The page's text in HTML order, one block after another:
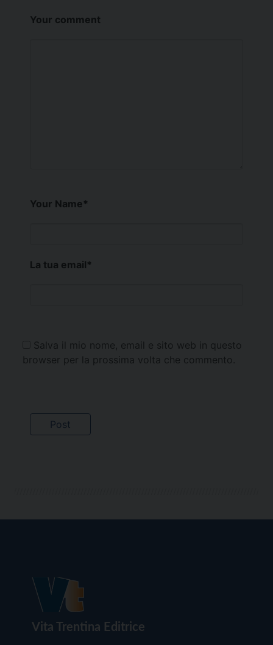
Your comment
Your Name*
La tua email*
Salva il mio nome, email e sito web in questo
browser per la prossima volta che commento.
Vita Trentina Editrice